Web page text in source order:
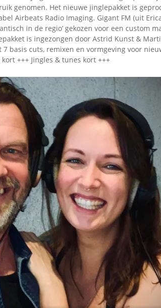
Omroepbanden
Stoomfluit Klaas
Vaak
Uitvinding
jinglecassette
genomen. Het nieuwe jinglepakket is
Airbeats Radio Imaging. Gigant FM (uit
in de regio’ gekozen voor een custom
is ingezongen door Astrid Kunst &
basis cuts, remixen en vormgeving voor
+++ Jingles & tunes kort +++